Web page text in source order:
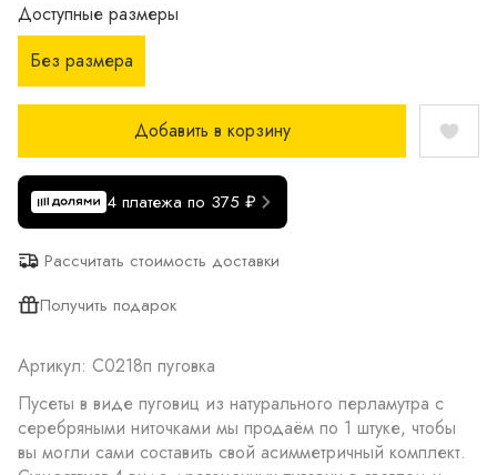
Доступные размеры
Без размера
Добавить в корзину
4 платежа по 375 ₽
Рассчитать стоимость доставки
Получить подарок
Артикул: С0218п пуговка
Пусеты в виде пуговиц из натурального перламутра с
серебряными ниточками мы продаём по 1 штуке, чтобы
вы могли сами составить свой асимметричный комплект.